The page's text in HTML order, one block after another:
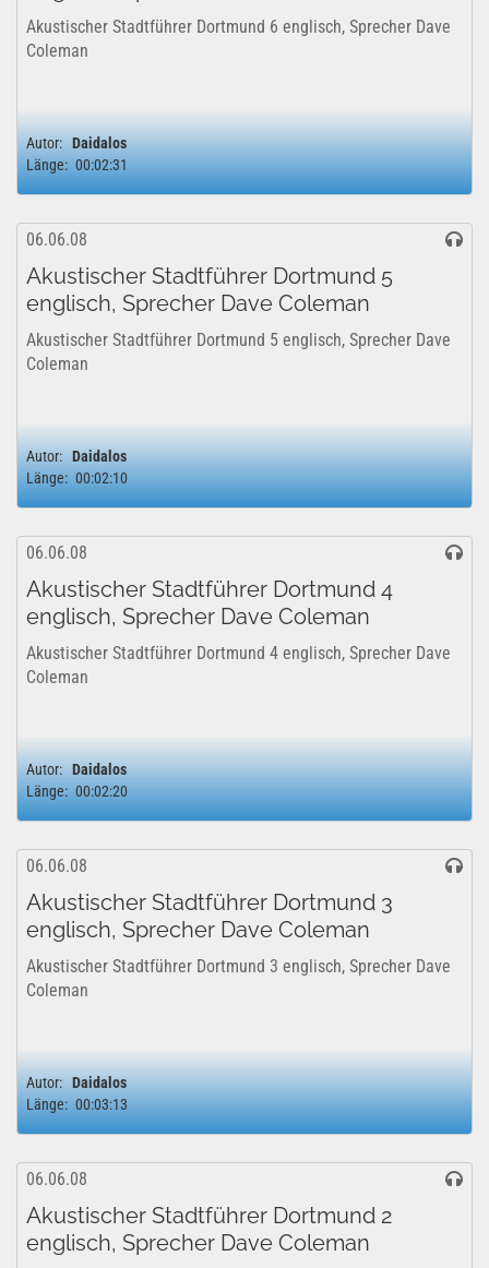
Akustischer Stadtführer Dortmund 6 englisch, Sprecher Dave
Coleman
Autor: Daidalos
Länge: 00:02:31
06.06.08
Akustischer Stadtführer Dortmund 5
englisch, Sprecher Dave Coleman
Akustischer Stadtführer Dortmund 5 englisch, Sprecher Dave
Coleman
Autor: Daidalos
Länge: 00:02:10
06.06.08
Akustischer Stadtführer Dortmund 4
englisch, Sprecher Dave Coleman
Akustischer Stadtführer Dortmund 4 englisch, Sprecher Dave
Coleman
Autor: Daidalos
Länge: 00:02:20
06.06.08
Akustischer Stadtführer Dortmund 3
englisch, Sprecher Dave Coleman
Akustischer Stadtführer Dortmund 3 englisch, Sprecher Dave
Coleman
Autor: Daidalos
Länge: 00:03:13
06.06.08
Akustischer Stadtführer Dortmund 2
englisch, Sprecher Dave Coleman